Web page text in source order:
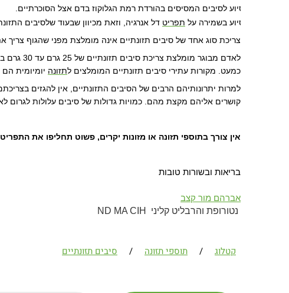
סיוע לסיבים המסיסים בהורדת רמת הגלוקוז בדם אצל הסוכרתיים.
סיוע בשמירה על תפריט דל אנרגיה, וזאת מכיוון שבעוד שלסיבים
צריכת סוג אחד של סיבים תזונתיים אינה מומלצת מפני שהגוף צריך
כמעט. מקורות עתירי סיבים תזונתיים המומלצים לתזונה יומיומית
למרות יתרונותיהם הרבים של הסיבים התזונתיים, אין להגזים
קושרים אליהם מקצת מהם. כמויות גדולות של סיבים עלולות לגרום
אין צורך בתוספי תזונה או מזונות יקרים, פשוט תחליפו את התפריט
בריאות ובשורות טובות
אברהם מור קצב
נטורופת והרבליט קליני ND MA CIH
קטלוג / תוספי תזונה / סיבים תזונתיים